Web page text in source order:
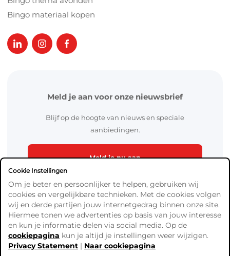
Bingo materiaal kopen
Meld je aan voor onze nieuwsbrief
Blijf op de hoogte van nieuws en speciale
aanbiedingen.
Meld je nu aan
Algemene Voorwaarden
Verzend- en betaalinformatie
Cookie Instellingen
Om je beter en persoonlijker te helpen, gebruiken wij
cookies en vergelijkbare technieken. Met de cookies volgen
wij en derde partijen jouw internetgedrag binnen onze site.
Hiermee tonen we advertenties op basis van jouw interesse
en kun je informatie delen via social media. Op de
cookiepagina kun je altijd je instellingen weer wijzigen.
Privacy Statement | Naar cookiepagina